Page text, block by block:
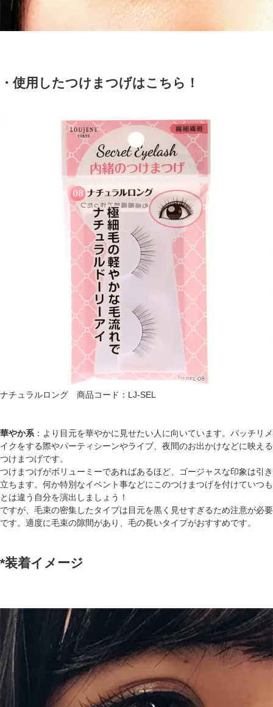
・使用したつけまつげはこちら！
ナチュラルロング 商品コード：LJ-SEL
華やか系：より目元を華やかに見せたい人に向いています。バッチリメ
イクをする際やパーティシーンやライブ、夜間のお出かけなどに映える
つけまつげです。
つけまつげがボリューミーであればあるほど、ゴージャスな印象は引き
立ちます。何か特別なイベント事などにこのつけまつげを付けていつも
とは違う自分を演出しましょう！
ですが、毛束の密集したタイプは目元を黒く見せすぎるため注意が必要
です。適度に毛束の隙間があり、毛の長いタイプがおすすめです。
*装着イメージ